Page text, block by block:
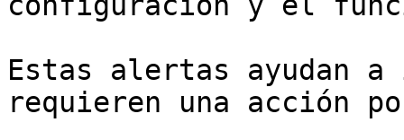
Estas alertas ayudan
requieren una acción